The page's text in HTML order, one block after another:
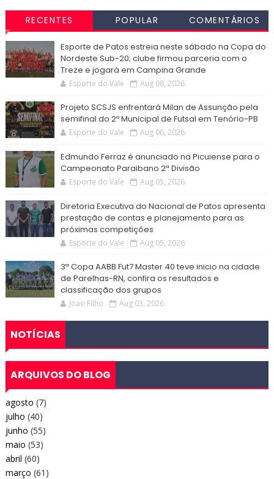
RECENTES POPULAR COMENTÁRIOS
Esporte de Patos estreia neste sábado na Copa do
Nordeste Sub-20; clube firmou parceria com o
Treze e jogará em Campina Grande
Esporte do Vale Aug 08, 2026
Projeto SCSJS enfrentará Milan de Assunção pela
semifinal do 2º Municipal de Futsal em Tenório-PB
Esporte do Vale Aug 06, 2026
Edmundo Ferraz é anunciado na Picuiense para o
Campeonato Paraibano 2ª Divisão
Esporte do Vale Aug 05, 2026
Diretoria Executiva do Nacional de Patos apresenta
prestação de contas e planejamento para as
próximas competições
Esporte do Vale Aug 05, 2026
3ª Copa AABB Fut7 Master 40 teve inicio na cidade
de Parelhas-RN, confira os resultados e
classificação dos grupos
Joao Filho Aug 03, 2026
NOTÍCIAS
ARQUIVOS DO BLOG
agosto (7)
julho (40)
junho (55)
maio (53)
abril (60)
março (61)